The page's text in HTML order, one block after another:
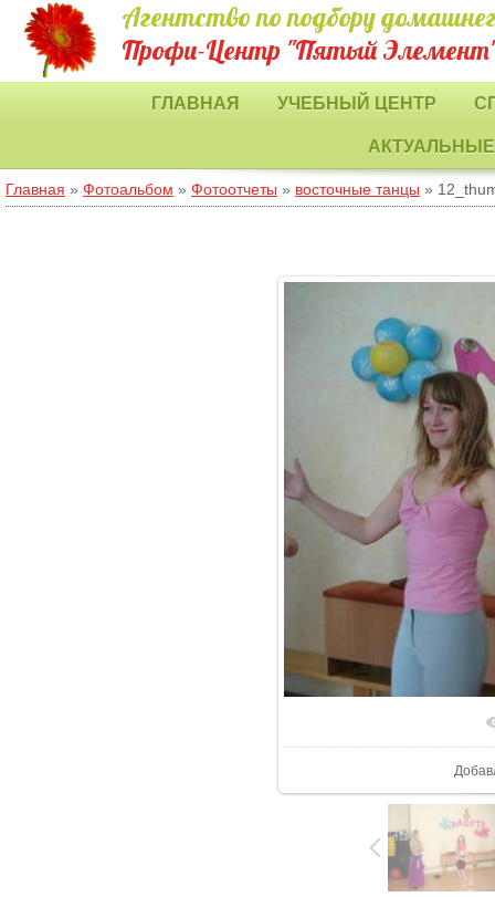
Агентство по подбору
Профи-Центр "Пятый
ГЛАВНАЯ УЧЕБНЫЙ ЦЕНТР
Главная » Фотоальбом » Фотоотчеты » восточные танцы »
В